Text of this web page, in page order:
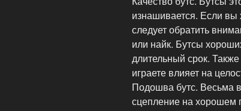
изнашивается. Если вы
следует обратить
или найк. Бутсы
длительный срок.
играете влияет на
Подошва бутс. Весьма
сцепление на хорошем